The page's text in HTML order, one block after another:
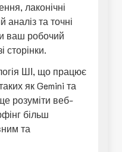
лаконічні
аналіз та точні
ваш робочий
сторінки.
ШІ, що працює
як Gemini та
розуміти веб-
більш
та